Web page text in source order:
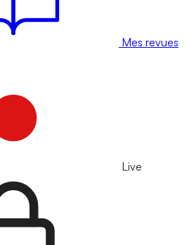
Mes revues
Live